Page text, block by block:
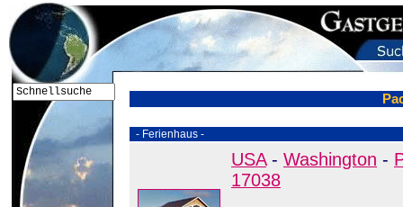
- Ferienhaus -
USA- Washington -
17038